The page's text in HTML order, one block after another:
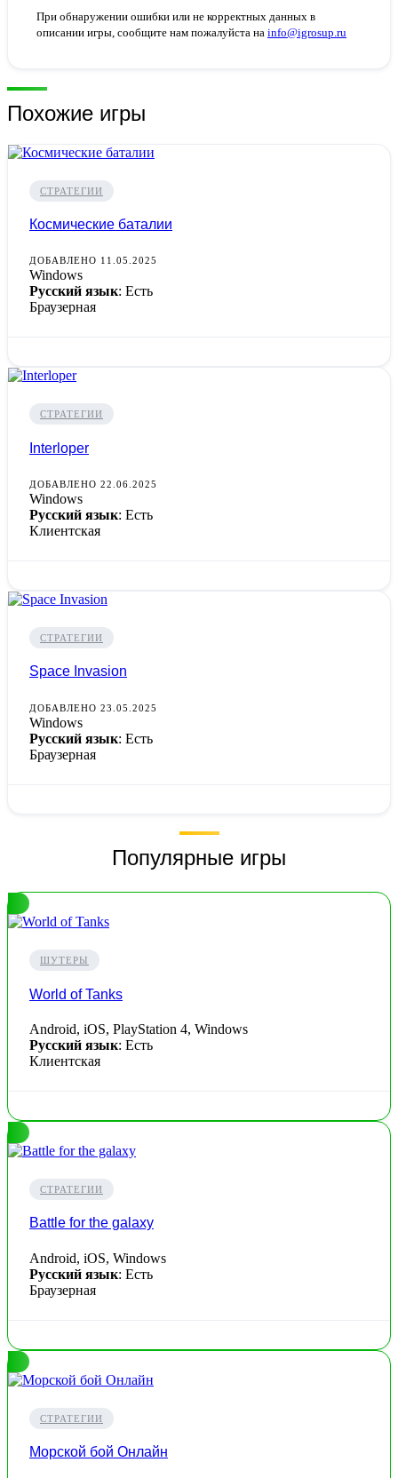
При обнаружении ошибки или не корректных данных в
описании игры, сообщите нам пожалуйста на info@igrosup.ru
Похожие игры
СТРАТЕГИИ
Космические баталии
ДОБАВЛЕНО 11.05.2025
Windows
Русский язык: Есть
Браузерная
СТРАТЕГИИ
Interloper
ДОБАВЛЕНО 22.06.2025
Windows
Русский язык: Есть
Клиентская
СТРАТЕГИИ
Space Invasion
ДОБАВЛЕНО 23.05.2025
Windows
Русский язык: Есть
Браузерная
Популярные игры
ШУТЕРЫ
World of Tanks
Android, iOS, PlayStation 4, Windows
Русский язык: Есть
Клиентская
СТРАТЕГИИ
Battle for the galaxy
Android, iOS, Windows
Русский язык: Есть
Браузерная
СТРАТЕГИИ
Морской бой Онлайн